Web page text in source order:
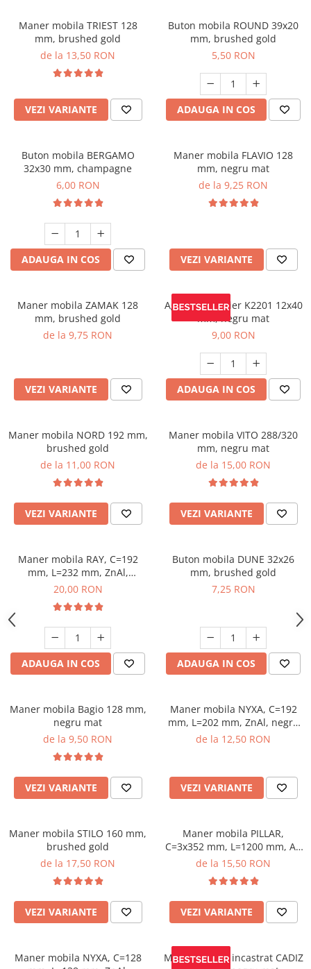
Maner mobila TRIEST 128
mm, brushed gold
de la 13,50 RON
VEZI VARIANTE
Buton mobila ROUND 39x20
mm, brushed gold
5,50 RON
ADAUGA IN COS
Buton mobila BERGAMO
32x30 mm, champagne
6,00 RON
ADAUGA IN COS
Maner mobila FLAVIO 128
mm, negru mat
de la 9,25 RON
VEZI VARIANTE
Maner mobila ZAMAK 128
mm, brushed gold
de la 9,75 RON
VEZI VARIANTE
Agatatoare cuier K2201 12x40
mm, negru mat
9,00 RON
ADAUGA IN COS
Maner mobila NORD 192 mm,
brushed gold
de la 11,00 RON
VEZI VARIANTE
Maner mobila VITO 288/320
mm, negru mat
de la 15,00 RON
VEZI VARIANTE
Maner mobila RAY, C=192
mm, L=232 mm, ZnAl,
brushed gold
20,00 RON
ADAUGA IN COS
Buton mobila DUNE 32x26
mm, brushed gold
7,25 RON
ADAUGA IN COS
Maner mobila Bagio 128 mm,
negru mat
de la 9,50 RON
VEZI VARIANTE
Maner mobila NYXA, C=192
mm, L=202 mm, ZnAl, negru
mat
de la 12,50 RON
VEZI VARIANTE
Maner mobila STILO 160 mm,
brushed gold
de la 17,50 RON
VEZI VARIANTE
Maner mobila PILLAR,
C=3x352 mm, L=1200 mm, Al,
brushed gold
de la 15,50 RON
VEZI VARIANTE
Maner mobila NYXA, C=128
Maner mobila incastrat CADIZ